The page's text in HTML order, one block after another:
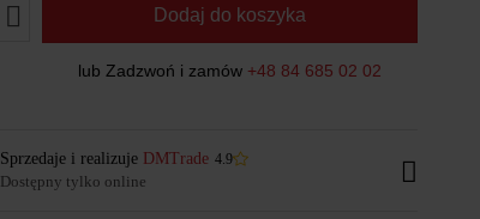
Dodaj do koszyka
lub Zadzwoń i zamów +48 84 685 02 02
Sprzedaje i realizuje DMTrade 4.9
Dostępny tylko online